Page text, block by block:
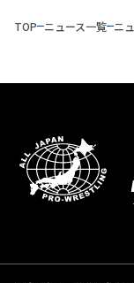
TOP ニュース一覧 ニ